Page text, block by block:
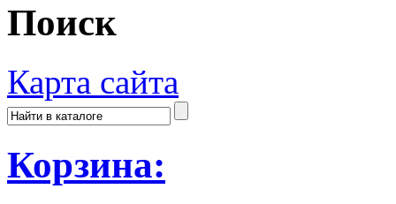
Поиск
Карта сайта
Корзина: